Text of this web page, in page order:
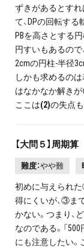
ずきがあるとすれ
て、DPの回転す
PBを高さとする
円すいもあるので
2cmの円柱-半径
しかも求めるの
はなかなか解き
ここは(2)の失点も
【大問５】周期算
難度：やや難
初めに与えられ
得にくいが、③ま
かない。つまり、
なのである。「
にも注意したい。